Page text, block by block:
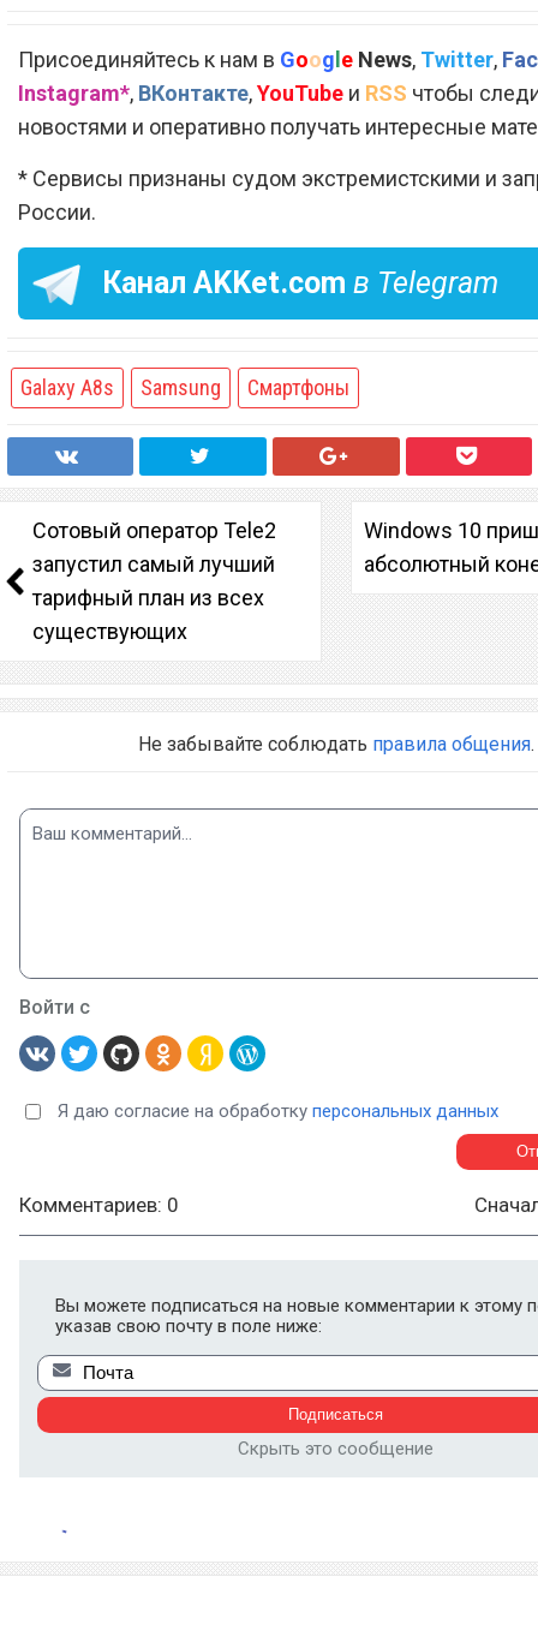
Присоединяйтесь к нам в Google News, Twitter,
Instagram*, ВКонтакте,YouTube и RSS чтобы
новостями и оперативно получать интересные
* Сервисы признаны судом экстремистскими и
России.
Канал AKKet.com в Telegram
Galaxy A8s Samsung Смартфоны
Сотовый оператор Tele2
запустил самый лучший
тарифный план из всех
существующих
Windows 10
абсолютный
Не забывайте соблюдать правила общения.
Войти с
Я даю согласие на обработку персональных данных
Комментариев: 0
Вы можете подписаться на новые комментарии к этому
указав свою почту в поле ниже:
Скрыть это сообщение